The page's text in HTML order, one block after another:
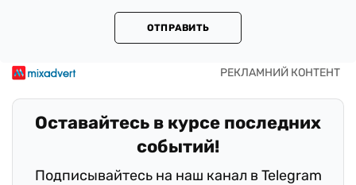
ОТПРАВИТЬ
Оставайтесь в курсе последних
событий!
Подписывайтесь на наш канал в Telegram